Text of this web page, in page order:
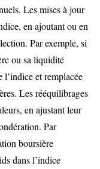
Les mises à jour
en ajoutant ou en
Par exemple, si
ou sa liquidité
l’indice et remplacée
Les rééquilibrages
en ajustant leur
Par
boursière
dans l’indice